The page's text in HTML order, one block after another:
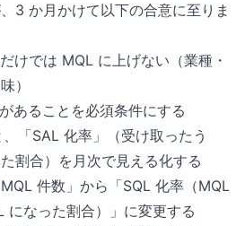
3 か月かけて以下の合意に至りま
けでは MQL に上げない（業種・
）
あることを必須条件にする
「SAL 化率」（受け取ったう
割合）を月次で見える化する
件数」から「SQL 化率（MQL
になった割合）」に変更する